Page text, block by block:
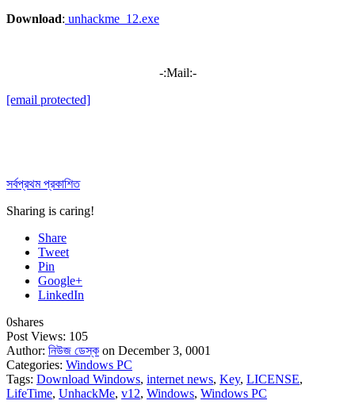
Download: unhackme_12.exe
-:Mail:-
[email protected]
সর্বপ্রথম প্রকাশিত
Sharing is caring!
Share
Tweet
Pin
Google+
LinkedIn
0shares
Post Views: 105
Author: নিউজ ডেস্ক on December 3, 0001
Categories: Windows PC
Tags: Download Windows, internet news, Key, LICENSE,
LifeTime, UnhackMe, v12, Windows, Windows PC